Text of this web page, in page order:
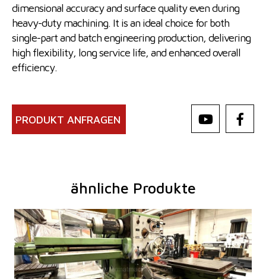
dimensional accuracy and surface quality even during
heavy-duty machining. It is an ideal choice for both
single-part and batch engineering production, delivering
high flexibility, long service life, and enhanced overall
efficiency.
PRODUKT ANFRAGEN
ähnliche Produkte
Baujahr:
1995
Kontrollsystem
nein
Arbeitsspindeldurchmesser
100 mm
X Weg
1600 mm
Y Weg
1120 mm
Spindeldrehzahl
0 - 1120 /min.